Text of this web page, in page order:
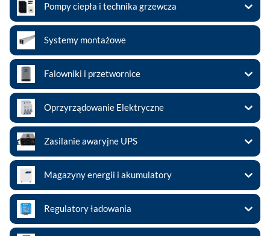
Pompy ciepła i technika grzewcza
Systemy montażowe
Falowniki i przetwornice
Oprzyrządowanie Elektryczne
Zasilanie awaryjne UPS
Magazyny energii i akumulatory
Regulatory ładowania